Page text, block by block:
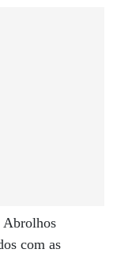
Abrolhos
com as